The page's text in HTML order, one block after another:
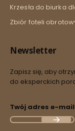
Krzesła do biurka
Zbiór foteli
Newsletter
Zapisz się, aby
do eksperckich
Twój adres e-mail